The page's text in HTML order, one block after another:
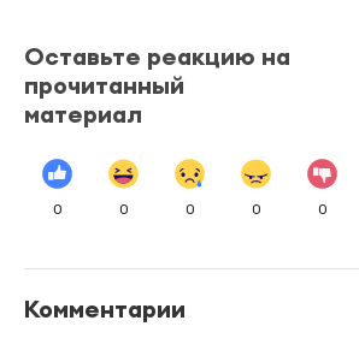
Оставьте реакцию на
прочитанный
материал
0 0 0 0 0
Комментарии